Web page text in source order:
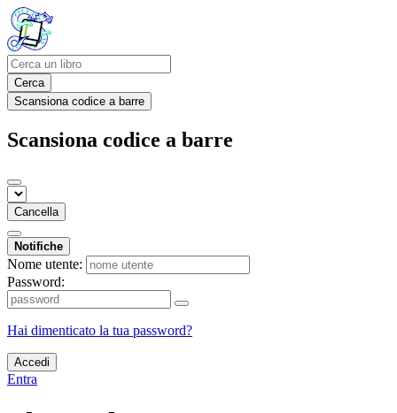
Cerca
Scansiona codice a barre
Scansiona codice a barre
Cancella
Notifiche
Nome utente:
Password:
Hai dimenticato la tua password?
Accedi
Entra